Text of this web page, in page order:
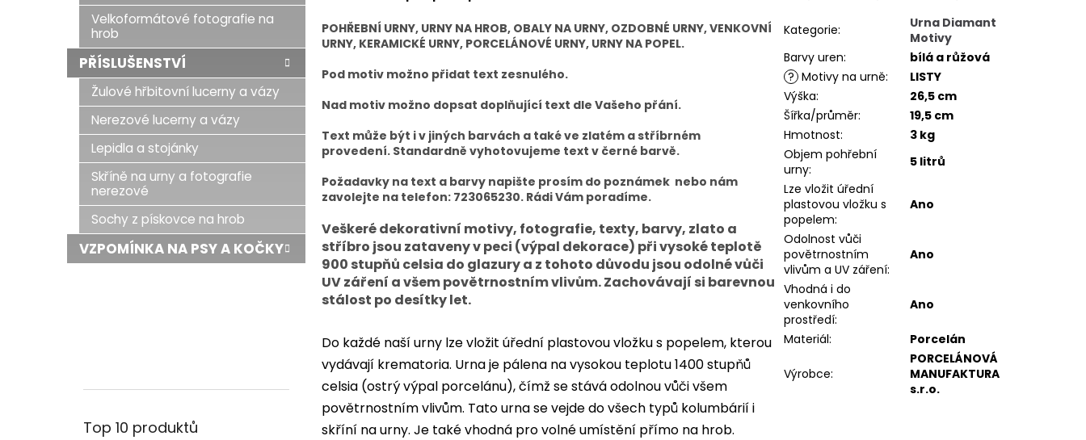
Velkoformátové fotografie na
hrob
PŘÍSLUŠENSTVÍ
Žulové hřbitovní lucerny a vázy
Nerezové lucerny a vázy
Lepidla a stojánky
Skříně na urny a fotografie
nerezové
Sochy z pískovce na hrob
VZPOMÍNKA NA PSY A KOČKY
Top 10 produktů
POHŘEBNÍ URNY, URNY NA HROB, OBALY NA URNY, OZDOBNÉ URNY, VENKOVNÍ
URNY, KERAMICKÉ URNY, PORCELÁNOVÉ URNY, URNY NA POPEL.
Pod motiv možno přidat text zesnulého.
Nad motiv možno dopsat doplňující text dle Vašeho přání.
Text může být i v jiných barvách a také ve zlatém a stříbrném
provedení. Standardně vyhotovujeme text v černé barvě.
Požadavky na text a barvy napište prosím do poznámek nebo nám
zavolejte na telefon: 723065230. Rádi Vám poradíme.
Veškeré dekorativní motivy, fotografie, texty, barvy, zlato a
stříbro jsou zataveny v peci (výpal dekorace) při vysoké teplotě
900 stupňů celsia do glazury a z tohoto důvodu jsou odolné vůči
UV záření a všem povětrnostním vlivům. Zachovávají si barevnou
stálost po desítky let.
Do každé naší urny lze vložit úřední plastovou vložku s popelem, kterou
vydávají krematoria. Urna je pálena na vysokou teplotu 1400 stupňů
celsia (ostrý výpal porcelánu), čímž se stává odolnou vůči všem
povětrnostním vlivům. Tato urna se vejde do všech typů kolumbárií i
skříní na urny. Je také vhodná pro volné umístění přímo na hrob.
Kategorie:
Urna Diamant
Motivy
Barvy uren:
bílá a růžová
? Motivy na urně:
LISTY
Výška:
26,5 cm
Šířka/průměr:
19,5 cm
Hmotnost:
3 kg
Objem pohřební
urny:
5 litrů
Lze vložit úřední
plastovou vložku s
popelem:
Ano
Odolnost vůči
povětrnostním
vlivům a UV záření:
Ano
Vhodná i do
venkovního
prostředí:
Ano
Materiál: Porcelán
Výrobce:
PORCELÁNOVÁ
MANUFAKTURA
s.r.o.